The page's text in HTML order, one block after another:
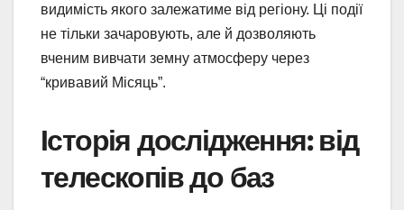
видимість якого залежатиме від регіону. Ці події
не тільки зачаровують, але й дозволяють
вченим вивчати земну атмосферу через
“кривавий Місяць”.
Історія дослідження: від
телескопів до баз